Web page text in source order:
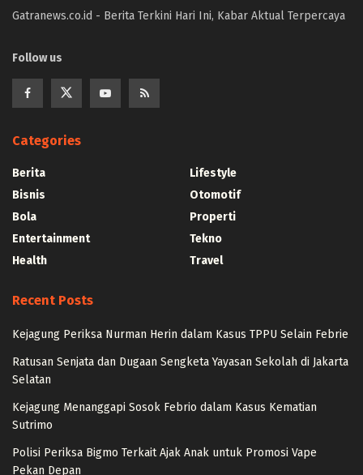
Gatranews.co.id - Berita Terkini Hari Ini, Kabar Aktual Terpercaya
Follow us
Categories
Berita
Bisnis
Bola
Entertainment
Health
Lifestyle
Otomotif
Properti
Tekno
Travel
Recent Posts
Kejagung Periksa Nurman Herin dalam Kasus TPPU Selain Febrie
Ratusan Senjata dan Dugaan Sengketa Yayasan Sekolah di Jakarta
Selatan
Kejagung Menanggapi Sosok Febrio dalam Kasus Kematian
Sutrimo
Polisi Periksa Bigmo Terkait Ajak Anak untuk Promosi Vape
Pekan Depan